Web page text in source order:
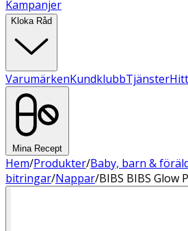
Kampanjer
Kloka Råd
VarumärkenKundklubbTjänster
Mina Recept
Hem/Produkter/Baby, barn &
bitringar/Nappar/BIBS BIBS Glow